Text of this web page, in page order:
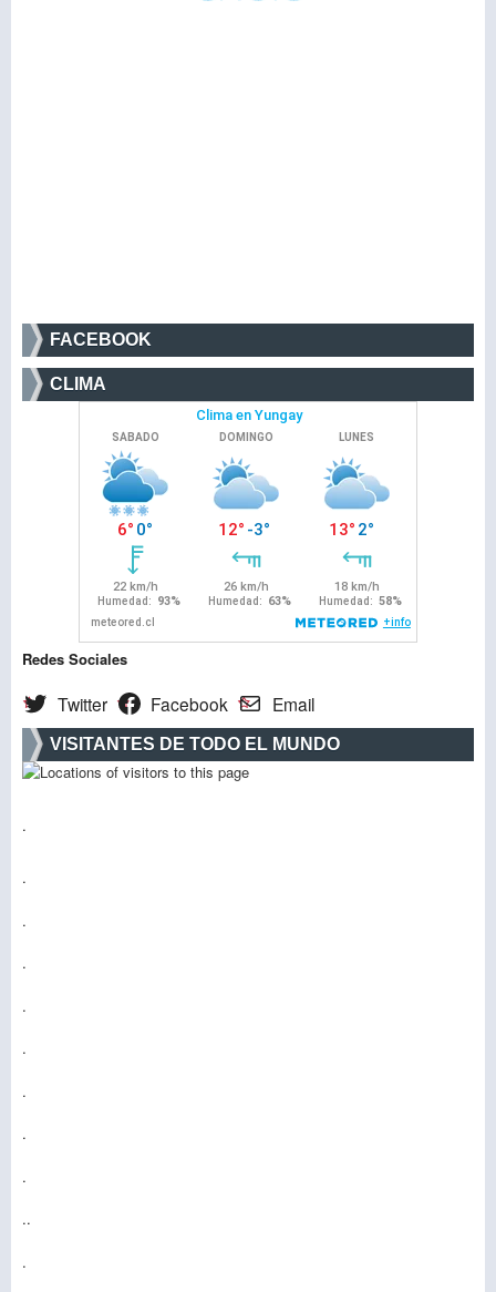
FACEBOOK
CLIMA
Redes Sociales
Twitter Facebook Email
VISITANTES DE TODO EL MUNDO
.
.
.
.
.
.
.
.
.
..
.